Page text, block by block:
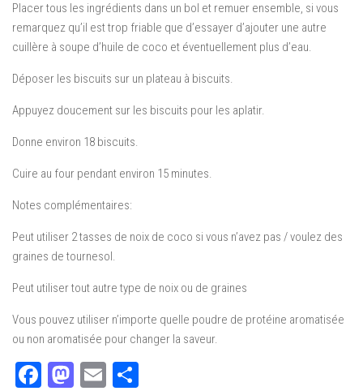
Placer tous les ingrédients dans un bol et remuer ensemble, si vous
remarquez qu’il est trop friable que d’essayer d’ajouter une autre
cuillère à soupe d’huile de coco et éventuellement plus d’eau.
Déposer les biscuits sur un plateau à biscuits.
Appuyez doucement sur les biscuits pour les aplatir.
Donne environ 18 biscuits.
Cuire au four pendant environ 15 minutes.
Notes complémentaires:
Peut utiliser 2 tasses de noix de coco si vous n’avez pas / voulez des
graines de tournesol.
Peut utiliser tout autre type de noix ou de graines
Vous pouvez utiliser n’importe quelle poudre de protéine aromatisée
ou non aromatisée pour changer la saveur.
Facebook
Mastodon
Email